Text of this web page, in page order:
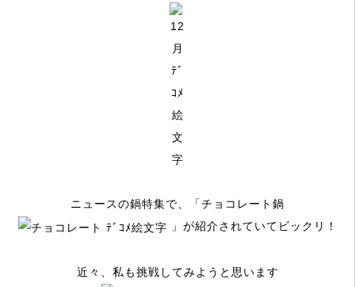
ニュースの鍋特集で、「チョコレート鍋
」が紹介されていてビックリ！
近々、私も挑戦してみようと思います